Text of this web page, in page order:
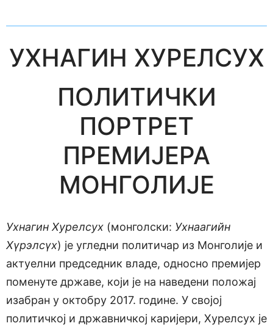
УХНАГИН ХУРЕЛСУХ
ПОЛИТИЧКИ
ПОРТРЕТ
ПРЕМИЈЕРА
МОНГОЛИЈЕ
Ухнагин Хурелсух (монголски: Ухнаагийн
Хүрэлсүх) је угледни политичар из Монголије и
актуелни председник владе, односно премијер
поменуте државе, који је на наведени положај
изабран у октобру 2017. године. У својој
политичкој и државничкој каријери, Хурелсух је